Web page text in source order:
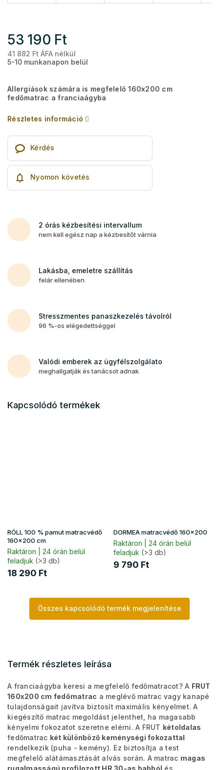
53 190 Ft
41 882 Ft ÁFA nélkül
5-10 munkanapon belül
Allergiások számára is megfelelő 160x200 cm
fedőmatrac a franciaágyba
Részletes információ
Kérdés
Nyomon követés
2 órás kézbesítési intervallum
nem kell egész nap a kézbesítőt várnia
Lakásba, emeletre szállítás
felár ellenében
Stresszmentes panaszkezelés távolról
96 %-os elégedettséggel
Valódi emberek az ügyfélszolgálato
meghallgatják és tanácsot adnak
Kapcsolódó termékek
RÓLL 100 % pamut matracvédő
160x200 cm
Raktáron | 24 órán belül
feladjuk (>3 db)
18 290 Ft
DORMEA matracvédő 160x200
Raktáron | 24 órán belül
feladjuk (>3 db)
9 790 Ft
Összes kapcsolódó termék megjelenítése
Termék részletes leírása
A franciaágyba keresi a megfelelő fedőmatracot? A FRUT
160x200 cm fedőmatrac a meglévő matrac vagy kanapé
tulajdonságait javítva biztosít maximális kényelmet.A
kiegészítő matrac megoldást jelenthet, ha magasabb
kényelmi fokozatot szeretne elérni. A FRUT kétoldalas
fedőmatrac két különböző keménységi fokozattal
rendelkezik (puha - kemény). Ez biztosítja a test
megfelelő alátámasztását alvás során. A matrac magas
rugalmasságú profilozott HR 30-as habból és